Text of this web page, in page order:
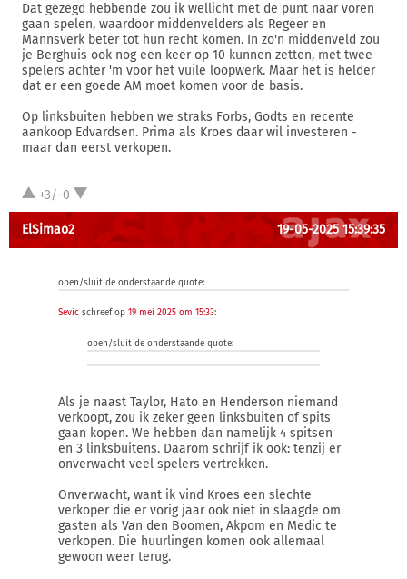
Dat gezegd hebbende zou ik wellicht met de punt naar voren
gaan spelen, waardoor middenvelders als Regeer en
Mannsverk beter tot hun recht komen. In zo'n middenveld zou
je Berghuis ook nog een keer op 10 kunnen zetten, met twee
spelers achter 'm voor het vuile loopwerk. Maar het is helder
dat er een goede AM moet komen voor de basis.
Op linksbuiten hebben we straks Forbs, Godts en recente
aankoop Edvardsen. Prima als Kroes daar wil investeren -
maar dan eerst verkopen.
+3/-0
ElSimao2 19-05-2025 15:39:35
open/sluit de onderstaande quote:
Sevic schreef op 19 mei 2025 om 15:33:
open/sluit de onderstaande quote:
Als je naast Taylor, Hato en Henderson niemand
verkoopt, zou ik zeker geen linksbuiten of spits
gaan kopen. We hebben dan namelijk 4 spitsen
en 3 linksbuitens. Daarom schrijf ik ook: tenzij er
onverwacht veel spelers vertrekken.
Onverwacht, want ik vind Kroes een slechte
verkoper die er vorig jaar ook niet in slaagde om
gasten als Van den Boomen, Akpom en Medic te
verkopen. Die huurlingen komen ook allemaal
gewoon weer terug.